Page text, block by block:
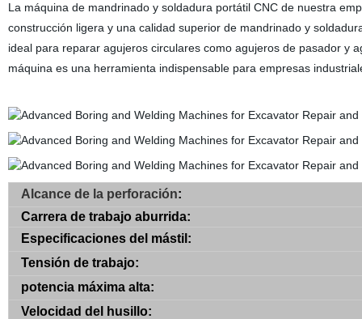
La máquina de mandrinado y soldadura portátil CNC de nuestra
construcción ligera y una calidad superior de mandrinado y
ideal para reparar agujeros circulares como agujeros de pasador y
máquina es una herramienta indispensable para empresas
Alcance de la perforación:
Carrera de trabajo aburrida:
Especificaciones del mástil:
Tensión de trabajo:
potencia máxima alta:
Velocidad del husillo: